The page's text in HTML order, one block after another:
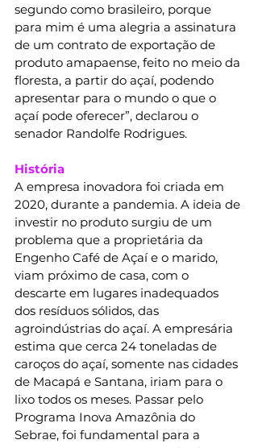
segundo como brasileiro, porque
para mim é uma alegria a assinatura
de um contrato de exportação de
produto amapaense, feito no meio da
floresta, a partir do açaí, podendo
apresentar para o mundo o que o
açaí pode oferecer”, declarou o
senador Randolfe Rodrigues.
História
A empresa inovadora foi criada em
2020, durante a pandemia. A ideia de
investir no produto surgiu de um
problema que a proprietária da
Engenho Café de Açaí e o marido,
viam próximo de casa, com o
descarte em lugares inadequados
dos resíduos sólidos, das
agroindústrias do açaí. A empresária
estima que cerca 24 toneladas de
caroços do açaí, somente nas cidades
de Macapá e Santana, iriam para o
lixo todos os meses. Passar pelo
Programa Inova Amazônia do
Sebrae, foi fundamental para a